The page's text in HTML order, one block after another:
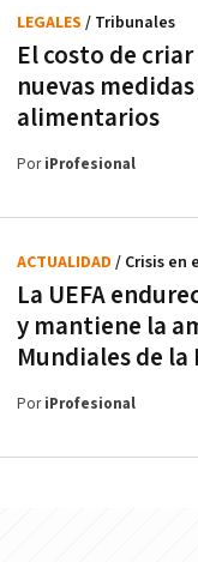
El costo de
nuevas
alimentarios
LEGALES / Tribunales
PoriProfesional
La UEFA
y mantiene la
Mundiales de la
ACTUALIDAD / Crisis en
PoriProfesional